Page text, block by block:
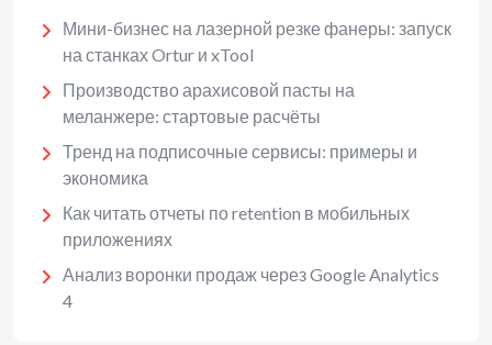
Мини-бизнес на лазерной резке фанеры: запуск
на станках Ortur и xTool
Производство арахисовой пасты на
меланжере: стартовые расчёты
Тренд на подписочные сервисы: примеры и
экономика
Как читать отчеты по retention в мобильных
приложениях
Анализ воронки продаж через Google Analytics
4